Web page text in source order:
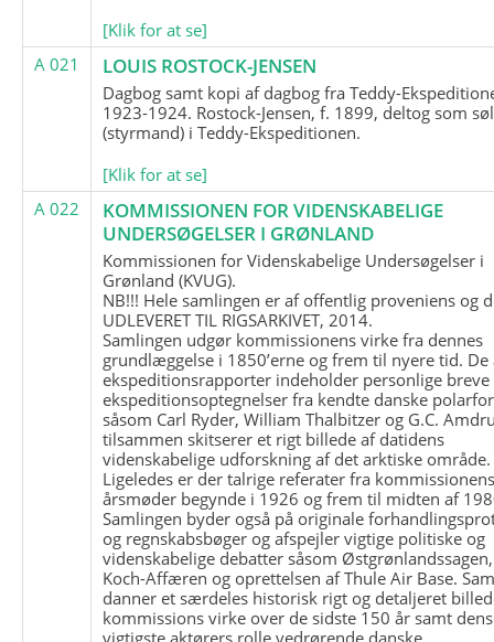
[Klik for at se]
A 021
LOUIS ROSTOCK-JENSEN
Dagbog samt kopi af dagbog fra Teddy-
1923-1924. Rostock-Jensen, f. 1899, deltog som
(styrmand) i Teddy-Ekspeditionen.
[Klik for at se]
A 022
KOMMISSIONEN FOR VIDENSKABELIGE
UNDERSØGELSER I GRØNLAND
Kommissionen for Videnskabelige Undersøgelser i
Grønland (KVUG).
NB!!! Hele samlingen er af offentlig proveniens og
UDLEVERET TIL RIGSARKIVET, 2014.
Samlingen udgør kommissionens virke fra dennes
grundlæggelse i 1850’erne og frem til nyere tid.
ekspeditionsrapporter indeholder personlige breve
ekspeditionsoptegnelser fra kendte danske
såsom Carl Ryder, William Thalbitzer og G.C.
tilsammen skitserer et rigt billede af datidens
videnskabelige udforskning af det arktiske område.
Ligeledes er der talrige referater fra
årsmøder begynde i 1926 og frem til midten af
Samlingen byder også på originale
og regnskabsbøger og afspejler vigtige politiske og
videnskabelige debatter såsom
Koch-Affæren og oprettelsen af Thule Air Base.
danner et særdeles historisk rigt og detaljeret
kommissions virke over de sidste 150 år samt dens
vigtigste aktørers rolle vedrørende danske